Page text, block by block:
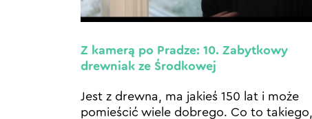
Z kamerą po Pradze: 10. Zabytkowy
drewniak ze Środkowej
Jest z drewna, ma jakieś 150 lat i może
pomieścić wiele dobrego. Co to takiego,